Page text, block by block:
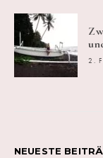
2.
NEUESTE